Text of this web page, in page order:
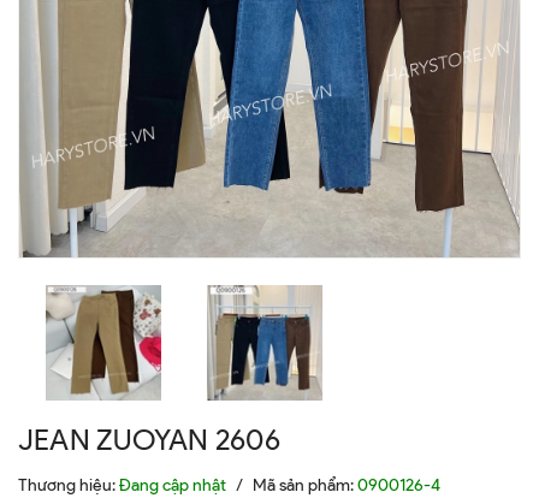
JEAN ZUOYAN 2606
Thương hiệu:Đang cập nhật / Mã sản phẩm:0900126-4